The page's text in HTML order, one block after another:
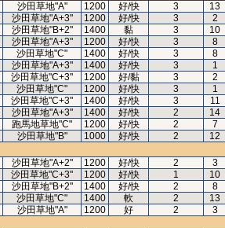
沙田草地"A" 1200 好/快 3
13
沙田草地"A+3" 1200 好/快 3
2
沙田草地"B+2" 1400 黏 3
10
沙田草地"A+3" 1200 好/快 3
8
沙田草地"C" 1400 好/快 3
8
沙田草地"A+3" 1400 好/快 3
1
沙田草地"C+3" 1200 好/黏 3
2
沙田草地"C" 1200 好/快 3
1
沙田草地"C+3" 1400 好/快 3
11
沙田草地"A+3" 1400 好/快 2
14
跑馬地草地"C" 1200 好/快 2
7
沙田草地"B" 1000 好/快 2
12
沙田草地"A+2" 1200 好/快 2
3
沙田草地"C+3" 1200 好/快 1
10
沙田草地"B+2" 1400 好/快 2
8
沙田草地"C" 1400 軟 2
13
沙田草地"A" 1200 好 2
3